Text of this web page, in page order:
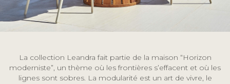
La collection Leandra fait partie de la maison “Horizon
moderniste”, un thème où les frontières s’effacent et où les
lignes sont sobres. La modularité est un art de vivre, le